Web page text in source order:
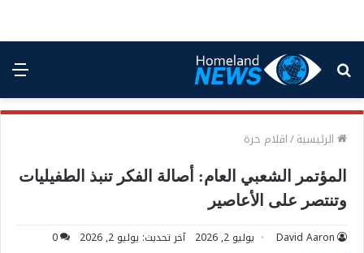
بحث
عن
الرئيسية/اقلام حرة
المؤتمر الشعبي العام: أصالة الفكر تنبذ الطفيليات
وتنتصر على الأعاصير
David Aaron يوليو 2, 2026 آخر تحديث: يوليو 2, 2026
0